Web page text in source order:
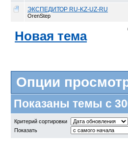
ЭКСПЕДИТОР RU-KZ-UZ-RU
OrenStep
Новая тема
Опции
Показаны темы с
Критерий сортировки
Показать